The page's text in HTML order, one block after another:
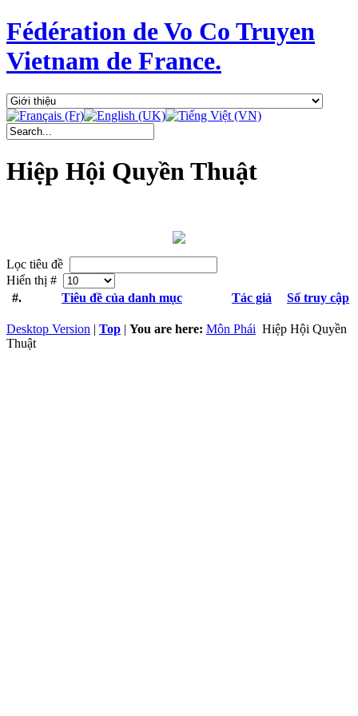
Fédération de Vo Co Truyen
Vietnam de France.
Hiệp Hội Quyền Thuật
Lọc tiêu đề
Hiển thị #
#.
Tiêu đề của danh mục Tác giả Số truy cập
Desktop Version | Top | You are here: Môn Phái Hiệp Hội Quyền
Thuật